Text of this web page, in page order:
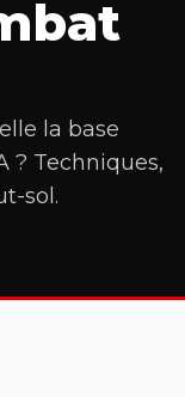
la base
? Techniques,
sol.